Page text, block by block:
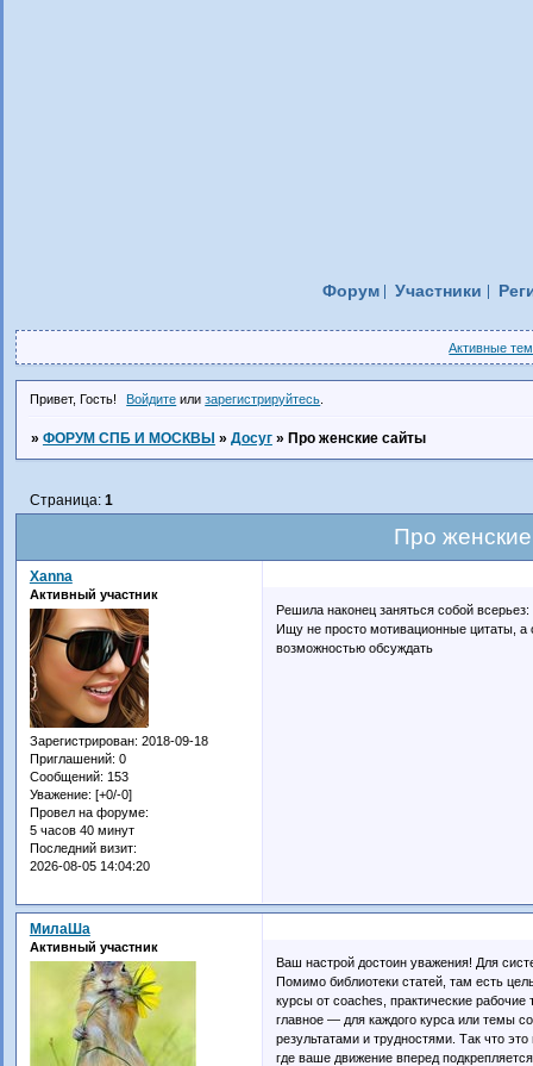
Форум Участники
Активные
Привет, Гость! Войдите илизарегистрируйтесь
» ФОРУМ СПБ И МОСКВЫ » Досуг » Про женские сайты
Про
Страница: 1
Xanna
Активный участник
Зарегистрирован: 2018-09-18
Приглашений: 0
Сообщений: 153
Уважение: [+0/-0]
Провел на форуме:
5 часов 40 минут
Последний визит:
2026-08-05 14:04:20
Решила наконец заняться собой
Ищу не просто мотивационные цитаты,
возможностью обсуждать
МилаШа
Активный участник
Ваш настрой достоин уважения! Для
Помимо библиотеки статей, там есть
курсы от coaches, практические
главное — для каждого курса или темы
результатами и трудностями. Так что
где ваше движение вперед